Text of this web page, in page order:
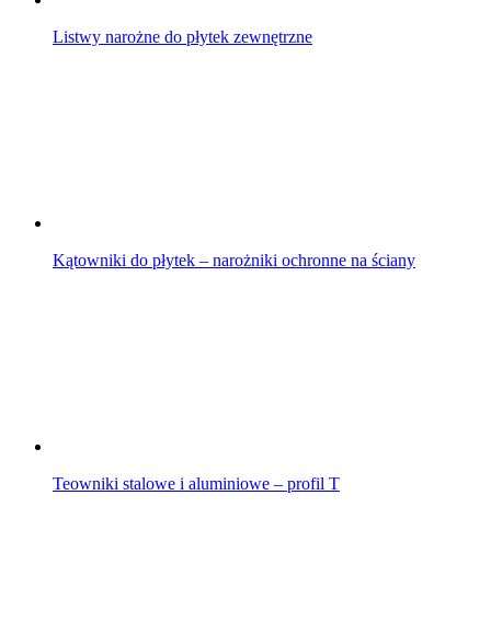
Listwy narożne do płytek zewnętrzne
Kątowniki do płytek – narożniki ochronne na ściany
Teowniki stalowe i aluminiowe – profil T